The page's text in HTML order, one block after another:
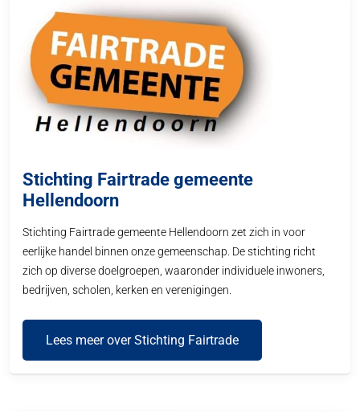
Stichting Fairtrade gemeente
Hellendoorn
Stichting Fairtrade gemeente Hellendoorn zet zich in voor
eerlijke handel binnen onze gemeenschap. De stichting richt
zich op diverse doelgroepen, waaronder individuele inwoners,
bedrijven, scholen, kerken en verenigingen.
Lees meer over Stichting Fairtrade